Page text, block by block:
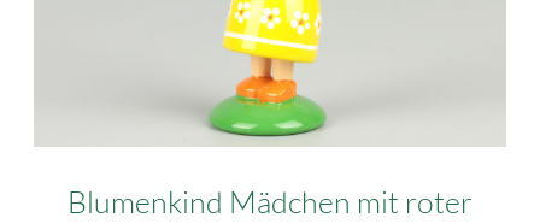
Blumenkind Mädchen mit roter